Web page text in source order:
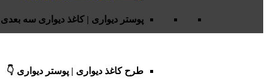
پوستر دیواری | کاغذ دیواری سه
طرح کاغذ دیواری | پوستر دیواری 👇